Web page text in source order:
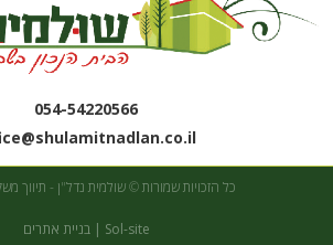
054-54220566
כל הזכויות שמורות © שולמית נדל"ן - תיווך
Sol-site | בניית אתרים